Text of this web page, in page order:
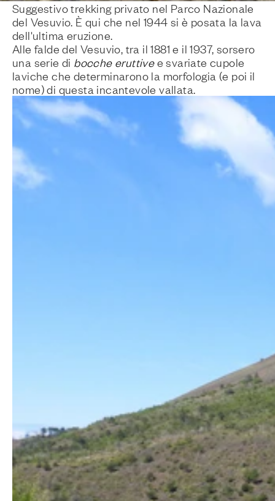
Suggestivo trekking privato nel Parco Nazionale
del Vesuvio. È qui che nel 1944 si è posata la lava
dell'ultima eruzione.
Alle falde del Vesuvio, tra il 1881 e il 1937, sorsero
una serie di bocche eruttivee svariate cupole
laviche che determinarono la morfologia (e poi il
nome) di questa incantevole vallata.